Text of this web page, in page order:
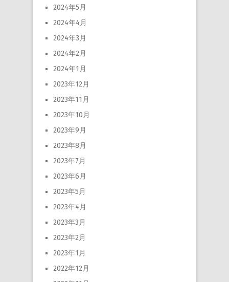
2024年5月
2024年4月
2024年3月
2024年2月
2024年1月
2023年12月
2023年11月
2023年10月
2023年9月
2023年8月
2023年7月
2023年6月
2023年5月
2023年4月
2023年3月
2023年2月
2023年1月
2022年12月